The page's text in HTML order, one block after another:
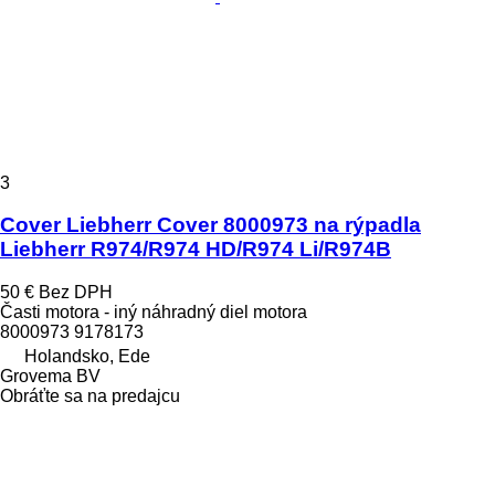
3
Cover Liebherr Cover 8000973 na rýpadla
Liebherr R974/R974 HD/R974 Li/R974B
50 € Bez DPH
Časti motora - iný náhradný diel motora
8000973 9178173
Holandsko, Ede
Grovema BV
Obráťte sa na predajcu